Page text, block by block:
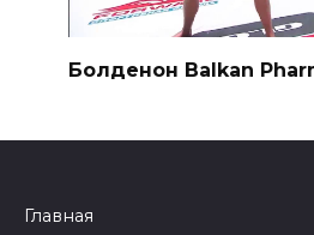
Болденон Balkan
Главная